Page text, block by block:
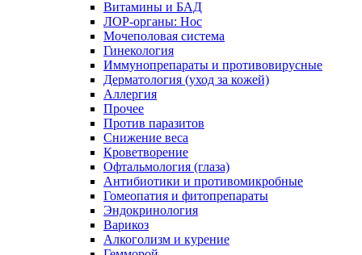
Витамины и БАД
ЛОР-органы: Нос
Мочеполовая система
Гинекология
Иммунопрепараты и противовирусные
Дерматология (уход за кожей)
Аллергия
Прочее
Против паразитов
Снижение веса
Кроветворение
Офтальмология (глаза)
Антибиотики и противомикробные
Гомеопатия и фитопрепараты
Эндокринология
Варикоз
Алкоголизм и курение